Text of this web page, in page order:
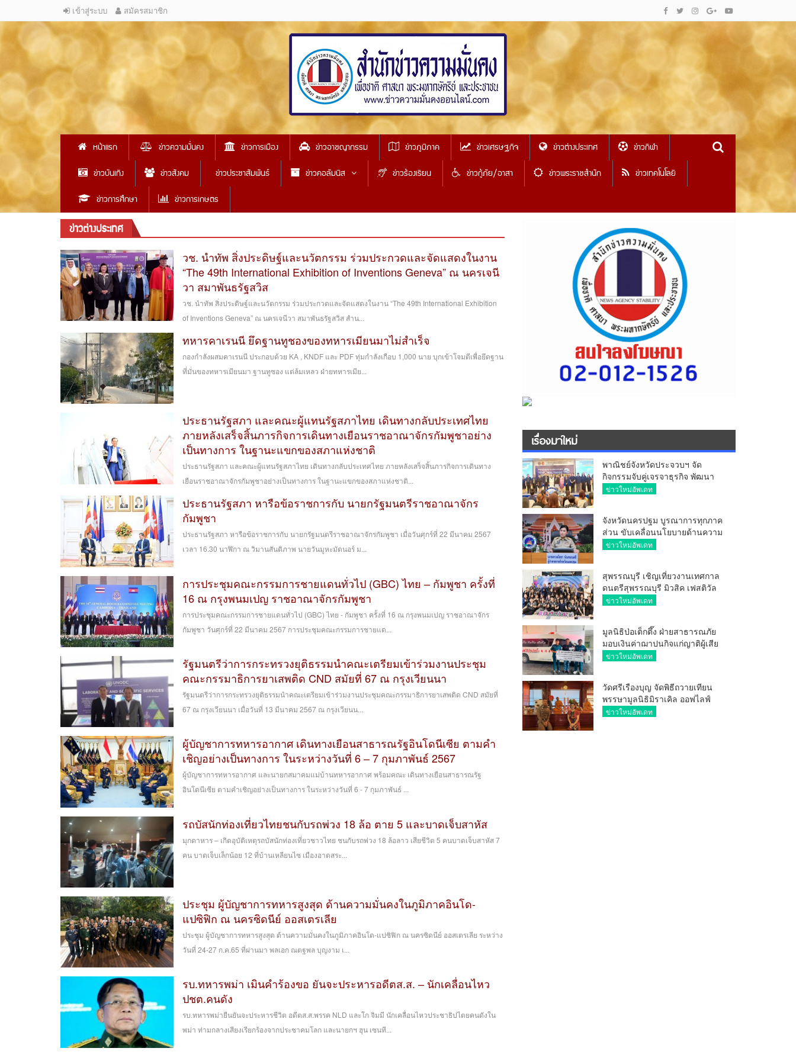
เข้าสู่ระบบ สมัครสมาชิก
หน้าแรก ข่าวความมั่นคง ข่าวการเมือง ข่าวอาชญากรรม ข่าวภูมิภาค ข่าวเศรษฐกิจ ข่าวต่างประเทศ
ข่าวกีฬา
ข่าวบันเทิง
ข่าวสังคม ข่าวประชาสัมพันธ์ ข่าวคอลัมนิส ข่าวร้องเรียน ข่าวกู้ภัย/อาสา ข่าวพระราชสำนัก
ข่าวเทคโนโลยี
ข่าวการศึกษา
ข่าวการเกษตร
ข่าวต่างประเทศ
วช. นำทัพ สิ่งประดิษฐ์และนวัตกรรม ร่วมประกวดและจัดแสดงในงาน
“The 49th International Exhibition of Inventions Geneva” ณ นครเจนี
วา สมาพันธรัฐสวิส
วช. นำทัพ สิ่งประดิษฐ์และนวัตกรรม ร่วมประกวดและจัดแสดงในงาน “The 49th International Exhibition
of Inventions Geneva” ณ นครเจนีวา สมาพันธรัฐสวิส สำน...
ทหารคาเรนนี ยึดฐานทูชองของทหารเมียนมาไม่สำเร็จ
กองกำลังผสมคาเรนนี ประกอบด้วย KA , KNDF และ PDF ทุ่มกำลังเกือบ 1,000 นาย บุกเข้าโจมตีเพื่อยึดฐาน
ที่มั่นของทหารเมียนมา ฐานทูซอง แต่ล้มเหลว ฝ่ายทหารเมีย...
ประธานรัฐสภา และคณะผู้แทนรัฐสภาไทย เดินทางกลับประเทศไทย
ภายหลังเสร็จสิ้นภารกิจการเดินทางเยือนราชอาณาจักรกัมพูชาอย่าง
เป็นทางการ ในฐานะแขกของสภาแห่งชาติ
ประธานรัฐสภา และคณะผู้แทนรัฐสภาไทย เดินทางกลับประเทศไทย ภายหลังเสร็จสิ้นภารกิจการเดินทาง
เยือนราชอาณาจักรกัมพูชาอย่างเป็นทางการ ในฐานะแขกของสภาแห่งชาติ...
ประธานรัฐสภา หารือข้อราชการกับ นายกรัฐมนตรีราชอาณาจักร
กัมพูชา
ประธานรัฐสภา หารือข้อราชการกับ นายกรัฐมนตรีราชอาณาจักรกัมพูชา เมื่อวันศุกร์ที่ 22 มีนาคม 2567
เวลา 16.30 นาฬิกา ณ วิมานสันติภาพ นายวันมูหะมัดนอร์ ม...
การประชุมคณะกรรมการชายแดนทั่วไป (GBC) ไทย – กัมพูชา ครั้งที่
16 ณ กรุงพนมเปญ ราชอาณาจักรกัมพูชา
การประชุมคณะกรรมการชายแดนทั่วไป (GBC) ไทย - กัมพูชา ครั้งที่ 16 ณ กรุงพนมเปญ ราชอาณาจักร
กัมพูชา วันศุกร์ที่ 22 มีนาคม 2567 การประชุมคณะกรรมการชายแด...
รัฐมนตรีว่าการกระทรวงยุติธรรมนำคณะเตรียมเข้าร่วมงานประชุม
คณะกรรมาธิการยาเสพติด CND สมัยที่ 67 ณ กรุงเวียนนา
รัฐมนตรีว่าการกระทรวงยุติธรรมนำคณะเตรียมเข้าร่วมงานประชุมคณะกรรมาธิการยาเสพติด CND สมัยที่
67 ณ กรุงเวียนนา เมื่อวันที่ 13 มีนาคม 2567 ณ กรุงเวียนน...
ผู้บัญชาการทหารอากาศ เดินทางเยือนสาธารณรัฐอินโดนีเซีย ตามคำ
เชิญอย่างเป็นทางการ ในระหว่างวันที่ 6 – 7 กุมภาพันธ์ 2567
ผู้บัญชาการทหารอากาศ และนายกสมาคมแม่บ้านทหารอากาศ พร้อมคณะ เดินทางเยือนสาธารณรัฐ
อินโดนีเซีย ตามคำเชิญอย่างเป็นทางการ ในระหว่างวันที่ 6 - 7 กุมภาพันธ์ ...
รถบัสนักท่องเที่ยวไทยชนกับรถพ่วง 18 ล้อ ตาย 5 และบาดเจ็บสาหัส
มุกดาหาร – เกิดอุบัติเหตุรถบัสนักท่องเที่ยวชาวไทย ชนกับรถพ่วง 18 ล้อลาว เสียชีวิต 5 คนบาดเจ็บสาหัส 7
คน บาดเจ็บเล็กน้อย 12 ที่บ้านเหลียนไซ เมืองอาดสระ...
ประชุม ผู้บัญชาการทหารสูงสุด ด้านความมั่นคงในภูมิภาคอินโด-
แปซิฟิก ณ นครซิดนีย์ ออสเตรเลีย
ประชุม ผู้บัญชาการทหารสูงสุด ด้านความมั่นคงในภูมิภาคอินโด-แปซิฟิก ณ นครซิดนีย์ ออสเตรเลีย ระหว่าง
วันที่ 24-27 ก.ค.65 ที่ผ่านมา พลเอก ณตฐพล บุญงาม เ...
รบ.ทหารพม่า เมินคำร้องขอ ยันจะประหารอดีตส.ส. – นักเคลื่อนไหว
ปชต.คนดัง
รบ.ทหารพม่ายืนยันจะประหารชีวิต อดีตส.ส.พรรค NLD และโก จิมมี นักเคลื่อนไหวประชาธิปไตยคนดังใน
พม่า ท่ามกลางเสียงเรียกร้องจากประชาคมโลก และนายกฯ ฮุน เซนที...
เรื่องมาใหม่
พาณิชย์จังหวัดประจวบฯ จัด
กิจกรรมจับคู่เจรจาธุรกิจ พัฒนา
ศักยภาพ ผู้ประกอบการ ขยายช่อง
ข่าวใหม่อัพเดท
จังหวัดนครปฐม บูรณาการทุกภาค
ส่วน ขับเคลื่อนนโยบายด้านความ
มั่นคง ยกระดับการป้องกัน
ข่าวใหม่อัพเดท
สุพรรณบุรี เชิญเที่ยวงานเทศกาล
ดนตรีสุพรรณบุรี มิวสิค เฟสติวัล
มันส์ เหน่อมาก
ข่าวใหม่อัพเดท
มูลนิธิป่อเต็กตึ๊ง ฝ่ายสาธารณภัย
มอบเงินค่าฌาปนกิจแก่ญาติผู้เสีย
ชีวิต จากเหตุเพลิงไหม้ โรงเบียร์ ณ
ข่าวใหม่อัพเดท
วัดศรีเรืองบุญ จัดพิธีถวายเทียน
พรรษามูลนิธิมิราเคิล ออฟไลฟ์
ประจำปี 2569 พล.ต.ต.ศิริวัฒน์
ข่าวใหม่อัพเดท